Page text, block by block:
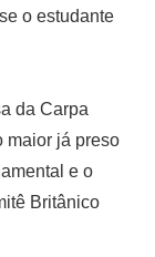
o estudante
da Carpa
maior já preso
e o
Britânico